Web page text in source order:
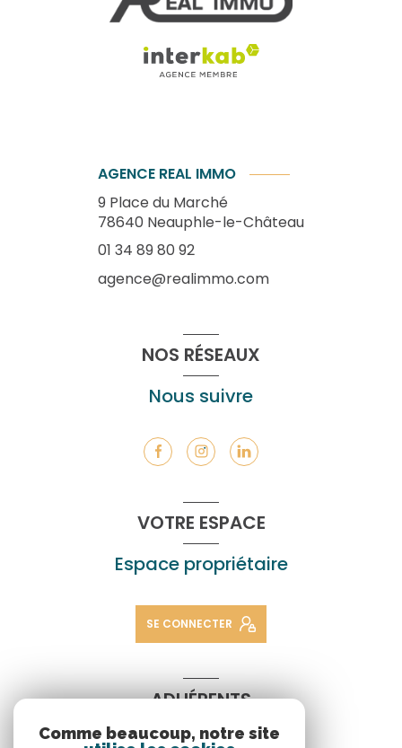
AGENCE REAL IMMO
9 Place du Marché
78640 Neauphle-le-Château
01 34 89 80 92
agence@realimmo.com
NOS RÉSEAUX
Nous suivre
VOTRE ESPACE
Espace propriétaire
SE CONNECTER
ADHÉRENTS
Nous adhérons
Comme beaucoup, notre site